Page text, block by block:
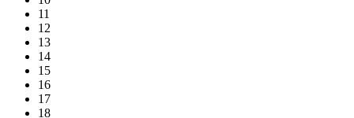
11
12
13
14
15
16
17
18